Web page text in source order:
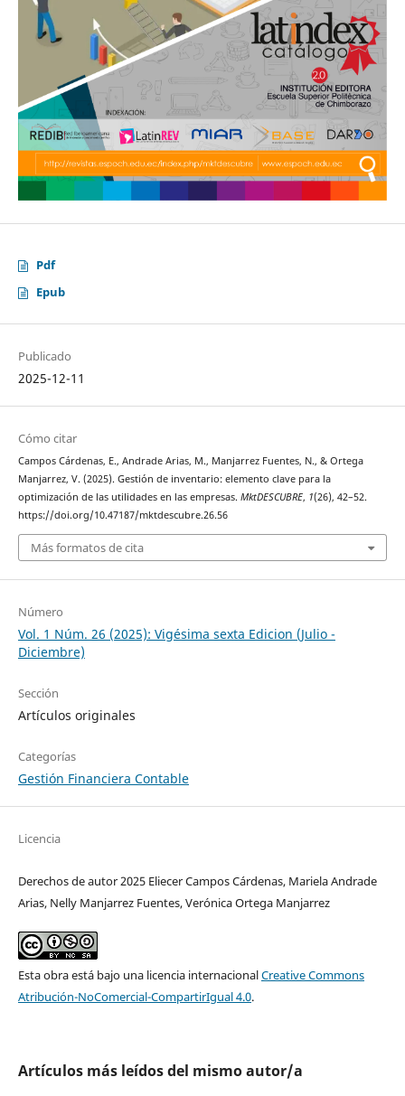
Pdf
Epub
Publicado
2025-12-11
Cómo citar
Campos Cárdenas, E., Andrade Arias, M., Manjarrez Fuentes, N., & Ortega
Manjarrez, V. (2025). Gestión de inventario: elemento clave para la
optimización de las utilidades en las empresas. MktDESCUBRE, 1(26), 42–52.
https://doi.org/10.47187/mktdescubre.26.56
Más formatos de cita
Número
Vol. 1 Núm. 26 (2025): Vigésima sexta Edicion (Julio -
Diciembre)
Sección
Artículos originales
Categorías
Gestión Financiera Contable
Licencia
Derechos de autor 2025 Eliecer Campos Cárdenas, Mariela Andrade
Arias, Nelly Manjarrez Fuentes, Verónica Ortega Manjarrez
Esta obra está bajo una licencia internacionalCreative Commons
Atribución-NoComercial-CompartirIgual 4.0.
Artículos más leídos del mismo autor/a